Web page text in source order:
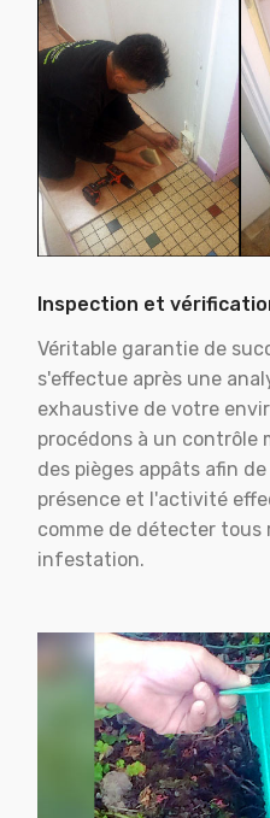
Inspection et
Véritable garantie de
s'effectue après une
exhaustive de votre
procédons à un contrôle
des pièges appâts afin
présence et l'activité
comme de détecter tous
infestation.